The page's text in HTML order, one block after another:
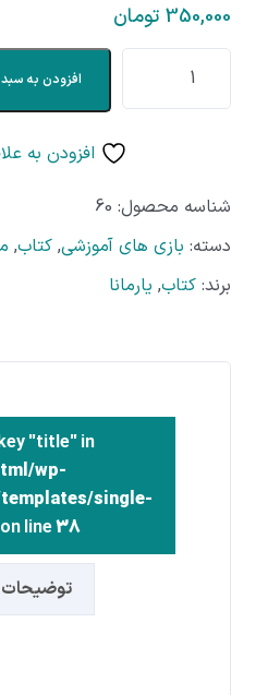
350,000 تومان
افزودن به
افزودن به
شناسه محصول: 60
دسته: بازی های آموزشی, کتاب,
برند: کتاب, یارمانا
key "title" in
wp-
single-
on line38
توضیحات